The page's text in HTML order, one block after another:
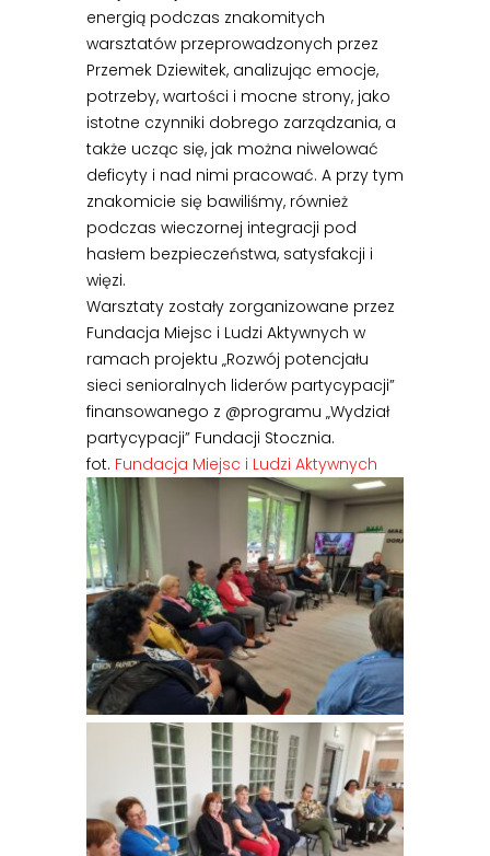
energią podczas znakomitych
warsztatów przeprowadzonych przez
Przemek Dziewitek, analizując emocje,
potrzeby, wartości i mocne strony, jako
istotne czynniki dobrego zarządzania, a
także ucząc się, jak można niwelować
deficyty i nad nimi pracować. A przy tym
znakomicie się bawiliśmy, również
podczas wieczornej integracji pod
hasłem bezpieczeństwa, satysfakcji i
więzi.
Warsztaty zostały zorganizowane przez
Fundacja Miejsc i Ludzi Aktywnych w
ramach projektu „Rozwój potencjału
sieci senioralnych liderów partycypacji”
finansowanego z @programu „Wydział
partycypacji” Fundacji Stocznia.
fot. Fundacja Miejsc i Ludzi Aktywnych